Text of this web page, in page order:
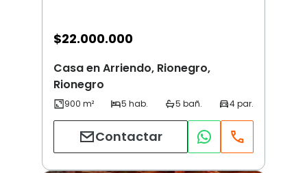
$22.000.000
Casa en Arriendo, Rionegro,
Rionegro
Contactar